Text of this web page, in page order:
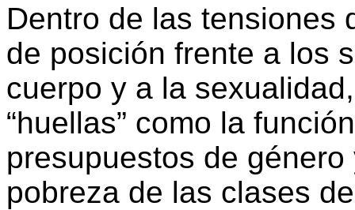
Dentro de las tensiones
de posición frente a los
cuerpo y a la
“huellas” como la
presupuestos de
pobreza de las clases